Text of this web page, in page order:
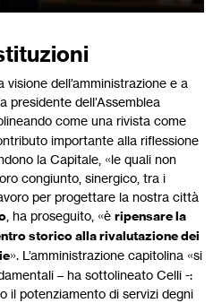
dell’amministrazione e a
presidente dell’Assemblea
come una rivista come
importante alla riflessione
la Capitale, «le quali non
congiunto, sinergico, tra i
per progettare la nostra città
, ha proseguito, «è ripensare la
storico alla rivalutazione dei
». L’amministrazione capitolina «si
– ha sottolineato Celli -:
il potenziamento di servizi degni